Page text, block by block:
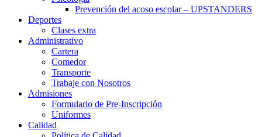
Prevención del acoso escolar – UPSTANDERS
Deportes
Clases extra
Administrativo
Cartera
Comedor
Transporte
Trabaje con Nosotros
Admisiones
Formulario de Pre-Inscripción
Uniformes
Calidad